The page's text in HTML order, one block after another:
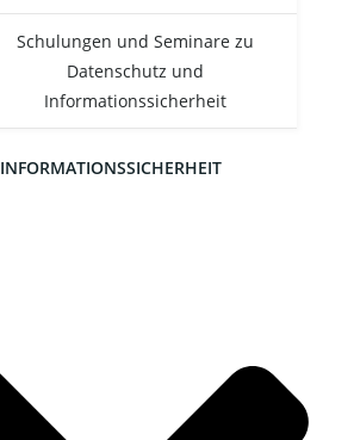
Schu­lun­gen und Semi­na­re zu
Daten­schutz und
Informationssicherheit
INFOR­MA­TI­ONS­SI­CHER­HEIT